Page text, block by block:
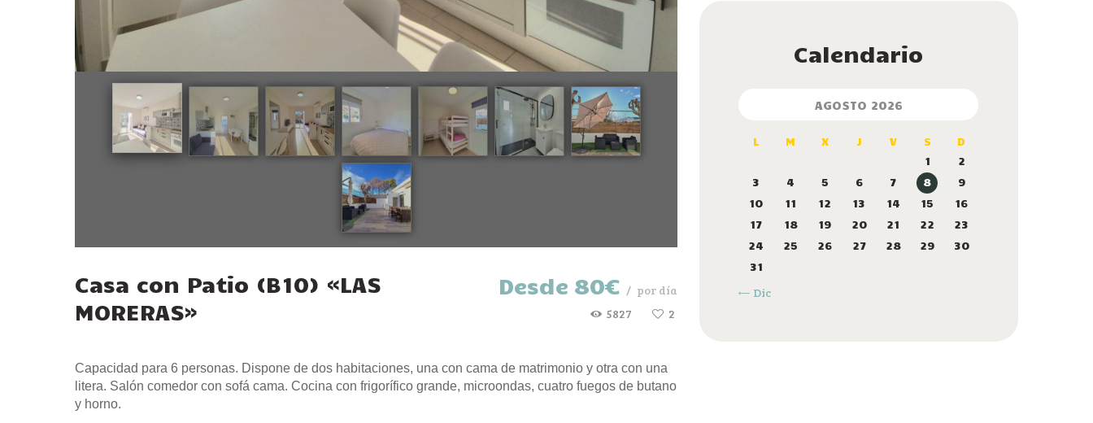
Casa con Patio (B10) «LAS
MORERAS»
Desde 80€
por día
5827
2
Capacidad para 6 personas. Dispone de dos habitaciones, una con cama de matrimonio y otra con una
litera. Salón comedor con sofá cama. Cocina con frigorífico grande, microondas, cuatro fuegos de butano
y horno.
Calendario
AGOSTO 2026
L M X J V S
D
1
2
3
4 5 6 7 8
9
10
11 12 13 14 15
16
17
18 19 20 21 22
23
24
25 26 27 28 29
30
31
« Dic